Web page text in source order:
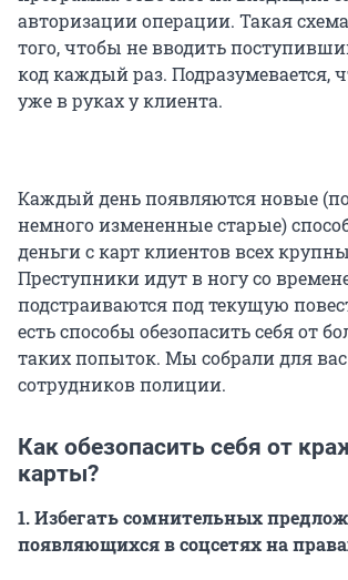
авторизации операции. Такая
того, чтобы не вводить
код каждый раз. Подразумевается,
уже в руках у клиента.
Каждый день появляются новые
немного измененные старые)
деньги с карт клиентов всех
Преступники идут в ногу со
подстраиваются под текущую
есть способы обезопасить себя от
таких попыток. Мы собрали для
сотрудников полиции.
Как обезопасить себя от
карты?
1. Избегать сомнительных
появляющихся в соцсетях на